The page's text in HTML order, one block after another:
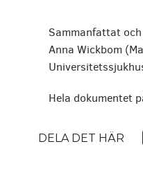
Sammanfattat
Anna Wickbom
Hela dokumentet
DELA DET HÄR